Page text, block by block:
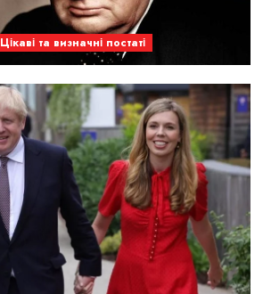
Цікаві та визначні постаті